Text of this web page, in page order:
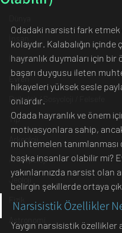
İletişim
Evren
Psikoloji / Sosyoloji / Felsefe
Tıp
Arkeoloji
Antropoloji
Jeoloji
Fizik
Odadaki narsisti fark etmek
kolaydır. Kalabalığın içinde
hayranlık duymaları için bir
başarı duygusu ileten
hikayeleri yüksek sesle
onlardır.
Odada hayranlık ve önem
motivasyonlara sahip,
muhtemelen tanımlanması
başka insanlar olabilir mi?
yakınlarınızda narsist olan
belirgin şekillerde ortaya
Narsisistik Özellikler
Yaygın narsisistik özellikler